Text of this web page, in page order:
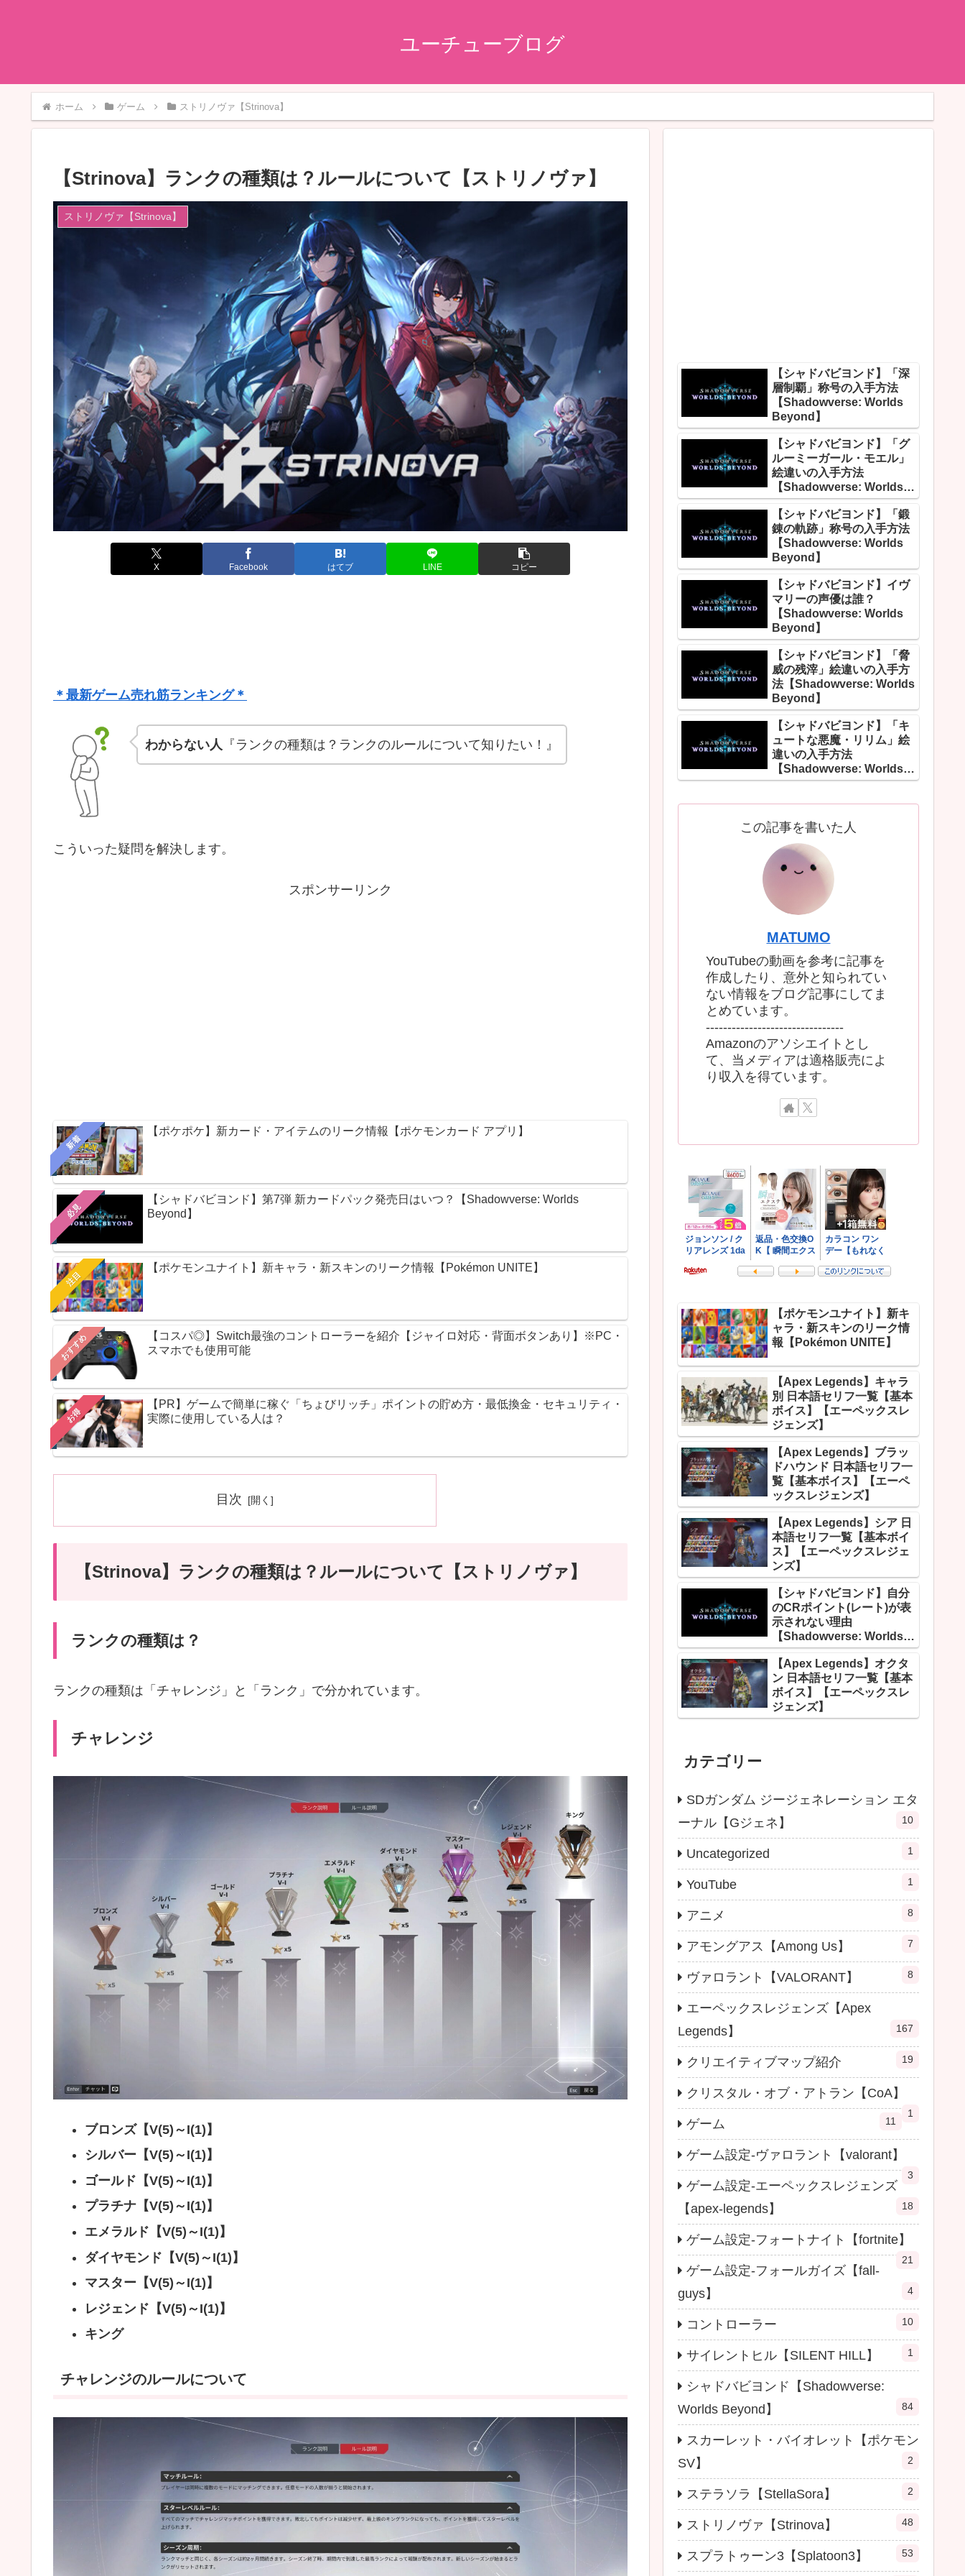
ユーチューブログ
ホーム ゲーム ストリノヴァ【Strinova】
【Strinova】ランクの種類は？ルールについて【ストリノヴァ】
ストリノヴァ【Strinova】
X Facebook はてブ LINE コピー
＊最新ゲーム売れ筋ランキング＊
わからない人 『ランクの種類は？ランクのルールについて知りたい！』
こういった疑問を解決します。
スポンサーリンク
新着
【ポケポケ】新カード・アイテムのリーク情報【ポケモンカード アプリ】
必見
【シャドバビヨンド】第7弾 新カードパック発売日はいつ？【Shadowverse: Worlds
Beyond】
注目
【ポケモンユナイト】新キャラ・新スキンのリーク情報【Pokémon UNITE】
おすすめ
【コスパ◎】Switch最強のコントローラーを紹介【ジャイロ対応・背面ボタンあり】※PC・
スマホでも使用可能
お得
【PR】ゲームで簡単に稼ぐ「ちょびリッチ」ポイントの貯め方・最低換金・セキュリティ・
実際に使用している人は？
目次
【Strinova】ランクの種類は？ルールについて【ストリノヴァ】
ランクの種類は？
ランクの種類は「チャレンジ」と「ランク」で分かれています。
チャレンジ
ブロンズ【V(5)～I(1)】
シルバー【V(5)～I(1)】
ゴールド【V(5)～I(1)】
プラチナ【V(5)～I(1)】
エメラルド【V(5)～I(1)】
ダイヤモンド【V(5)～I(1)】
マスター【V(5)～I(1)】
レジェンド【V(5)～I(1)】
キング
チャレンジのルールについて
【シャドバビヨンド】「深
層制覇」称号の入手方法
【Shadowverse: Worlds
Beyond】
【シャドバビヨンド】「グ
ルーミーガール・モエル」
絵違いの入手方法
【Shadowverse: Worlds
Beyond】
【シャドバビヨンド】「鍛
錬の軌跡」称号の入手方法
【Shadowverse: Worlds
Beyond】
【シャドバビヨンド】イヴ
マリーの声優は誰？
【Shadowverse: Worlds
Beyond】
【シャドバビヨンド】「脅
威の残滓」絵違いの入手方
法【Shadowverse: Worlds
Beyond】
【シャドバビヨンド】「キ
ュートな悪魔・リリム」絵
違いの入手方法
【Shadowverse: Worlds
Beyond】
この記事を書いた人
MATUMO
YouTubeの動画を参考に記事を
作成したり、意外と知られてい
ない情報をブログ記事にしてま
とめています。
--------------------------------
Amazonのアソシエイトとし
て、当メディアは適格販売によ
り収入を得ています。
【ポケモンユナイト】新キ
ャラ・新スキンのリーク情
報【Pokémon UNITE】
【Apex Legends】キャラ
別 日本語セリフ一覧【基本
ボイス】【エーペックスレ
ジェンズ】
【Apex Legends】ブラッ
ドハウンド 日本語セリフ一
覧【基本ボイス】【エーペ
ックスレジェンズ】
【Apex Legends】シア 日
本語セリフ一覧【基本ボイ
ス】【エーペックスレジェ
ンズ】
【シャドバビヨンド】自分
のCRポイント(レート)が表
示されない理由
【Shadowverse: Worlds
Beyond】
【Apex Legends】オクタ
ン 日本語セリフ一覧【基本
ボイス】【エーペックスレ
ジェンズ】
カテゴリー
SDガンダム ジージェネレーション エタ
ーナル【Gジェネ】
10
Uncategorized 1
YouTube 1
アニメ 8
アモングアス【Among Us】 7
ヴァロラント【VALORANT】 8
エーペックスレジェンズ【Apex
Legends】
167
クリエイティブマップ紹介 19
クリスタル・オブ・アトラン【CoA】
1
ゲーム 11
ゲーム設定-ヴァロラント【valorant】
3
ゲーム設定-エーペックスレジェンズ
【apex-legends】
18
ゲーム設定-フォートナイト【fortnite】
21
ゲーム設定-フォールガイズ【fall-
guys】
4
コントローラー 10
サイレントヒル【SILENT HILL】 1
シャドバビヨンド【Shadowverse:
Worlds Beyond】
84
スカーレット・バイオレット【ポケモン
SV】
2
ステラソラ【StellaSora】 2
ストリノヴァ【Strinova】 48
スプラトゥーン3【Splatoon3】 53